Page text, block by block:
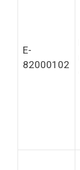
E-
82000102